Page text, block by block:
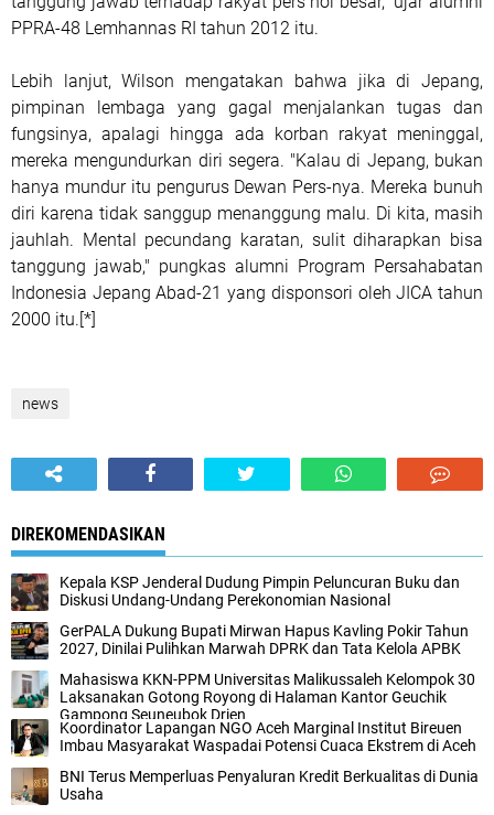
PPRA-48 Lemhannas RI tahun 2012 itu.
Lebih lanjut, Wilson mengatakan bahwa jika di Jepang,
pimpinan lembaga yang gagal menjalankan tugas dan
fungsinya, apalagi hingga ada korban rakyat meninggal,
mereka mengundurkan diri segera. "Kalau di Jepang, bukan
hanya mundur itu pengurus Dewan Pers-nya. Mereka bunuh
diri karena tidak sanggup menanggung malu. Di kita, masih
jauhlah. Mental pecundang karatan, sulit diharapkan bisa
tanggung jawab," pungkas alumni Program Persahabatan
Indonesia Jepang Abad-21 yang disponsori oleh JICA tahun
2000 itu.[*]
news
DIREKOMENDASIKAN
Kepala KSP Jenderal Dudung Pimpin Peluncuran Buku dan
Diskusi Undang-Undang Perekonomian Nasional
GerPALA Dukung Bupati Mirwan Hapus Kavling Pokir Tahun
2027, Dinilai Pulihkan Marwah DPRK dan Tata Kelola APBK
Mahasiswa KKN-PPM Universitas Malikussaleh Kelompok 30
Laksanakan Gotong Royong di Halaman Kantor Geuchik
Gampong Seuneubok Drien
Koordinator Lapangan NGO Aceh Marginal Institut Bireuen
Imbau Masyarakat Waspadai Potensi Cuaca Ekstrem di Aceh
BNI Terus Memperluas Penyaluran Kredit Berkualitas di Dunia
Usaha